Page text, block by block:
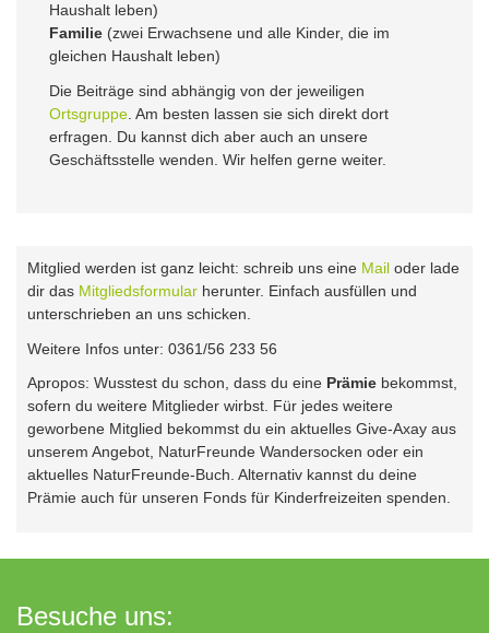
Haushalt leben)
Familie (zwei Erwachsene und alle Kinder, die im
gleichen Haushalt leben)
Die Beiträge sind abhängig von der jeweiligen
Ortsgruppe . Am besten lassen sie sich direkt dort
erfragen. Du kannst dich aber auch an unsere
Geschäftsstelle wenden. Wir helfen gerne weiter.
Mitglied werden ist ganz leicht: schreib uns eine Mail oder lade
dir das Mitgliedsformular herunter. Einfach ausfüllen und
unterschrieben an uns schicken.
Weitere Infos unter: 0361/56 233 56
Apropos: Wusstest du schon, dass du eine Prämie bekommst,
sofern du weitere Mitglieder wirbst. Für jedes weitere
geworbene Mitglied bekommst du ein aktuelles Give-Axay aus
unserem Angebot, NaturFreunde Wandersocken oder ein
aktuelles NaturFreunde-Buch. Alternativ kannst du deine
Prämie auch für unseren Fonds für Kinderfreizeiten spenden.
Besuche uns: